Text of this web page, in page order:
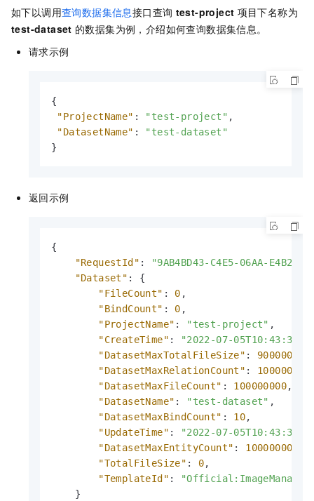
如下以调用查询数据集信息接口查询 test-project 项目下名称为
test-dataset 的数据集为例，介绍如何查询数据集信息。
请求示例
{
"ProjectName" : "test-project" ,
"DatasetName" :
"test-dataset"
}
返回示例
{
"RequestId" :
"9AB4BD43-C4E5-06AA-E4B2-
"Dataset" :
{
"FileCount" : 0 ,
"BindCount" : 0 ,
"ProjectName" : "test-project" ,
"CreateTime" :
"2022-07-
"DatasetMaxTotalFileSize" :
"DatasetMaxRelationCount" :
"DatasetMaxFileCount" : 100000000,
"DatasetName" : "test-dataset" ,
"DatasetMaxBindCount" : 10,
"UpdateTime" :
"2022-07-
"DatasetMaxEntityCount" : 10000000000
"TotalFileSize" : 0,
"TemplateId" :
}